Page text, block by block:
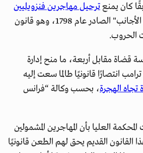
كان يمنعترحيل مهاجرين فنزويليين
بموجب "قانون الأعداء الأجانب" الصادر عام 1798، وهو قانون
الحروب.
قضاة مقابل أربعة، ما منح إدارة
انتصارًا قانونيًا طالما سعت إليه
تجاه الهجرة، بحسب وكالة “فرانس
العليا بأن المهاجرين المشمولين
القانون القديم يحق لهم الطعن قانونيًا